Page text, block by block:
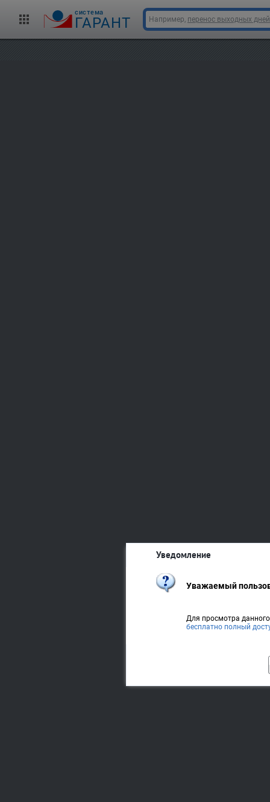
cистема
ГАРАНТ Например, перенос выходных дней
Уведомление
Уважаемый
Для просмотра
бесплатно полный